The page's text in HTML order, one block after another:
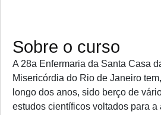
Sobre o curso
A 28a Enfermaria da Santa Casa
Misericórdia do Rio de Janeiro
longo dos anos, sido berço de
estudos científicos voltados para a